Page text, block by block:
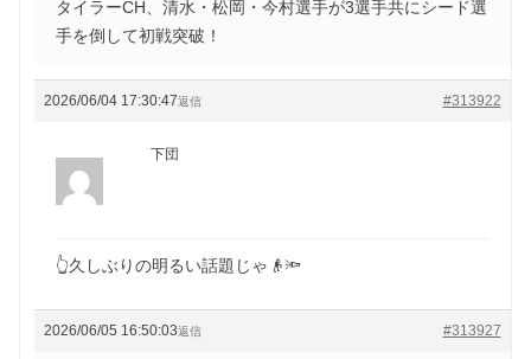
タイラーCH、清水・松岡・今村選手が3選手共にシード選
手を倒して初戦突破！
2026/06/04 17:30:47 #313922
返信
下団
👆久しぶりの明るい話題じゃ👴🔦
2026/06/05 16:50:03 #313927
返信